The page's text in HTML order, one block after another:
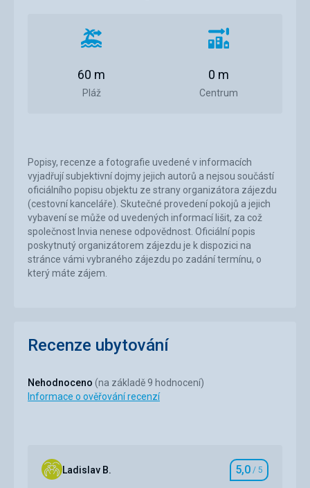
Popisy, recenze a fotografie uvedené v informacích
vyjadřují subjektivní dojmy jejich autorů a nejsou součástí
oficiálního popisu objektu ze strany organizátora zájezdu
(cestovní kanceláře). Skutečné provedení pokojů a jejich
vybavení se může od uvedených informací lišit, za což
společnost Invia nenese odpovědnost. Oficiální popis
poskytnutý organizátorem zájezdu je k dispozici na
stránce vámi vybraného zájezdu po zadání termínu, o
který máte zájem.
Vzdálenost
pláže
Pláž
60 m
Vzdálenost
centra
Centrum
0 m
Recenze ubytování
Nehodnoceno (na základě 9 hodnocení)
Informace o ověřování recenzí
Ladislav B. Hodnocení
5,0 / 5